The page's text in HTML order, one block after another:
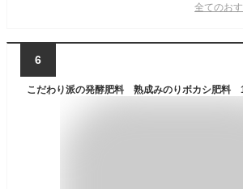
全てのお
6